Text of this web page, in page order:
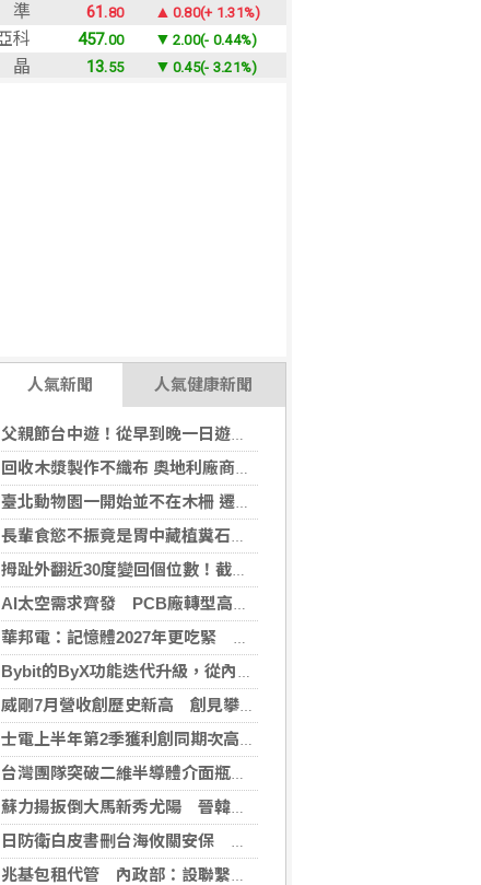
人氣新聞 人氣健康新聞
父親節台中遊！從早到晚一日遊行程推薦，美食、美景一次滿足！
回收木漿製作不織布 奧地利廠商得獎
臺北動物園一開始並不在木柵 遷園40周年之際，舉辧「與象同在、迎象未來」特展！
長輩食慾不振竟是胃中藏植糞石？醫用「可樂」化解危機
拇趾外翻近30度變回個位數！截骨矯正助重返登山活動
AI太空需求齊發 PCB廠轉型高階產品迎收成
華邦電：記憶體2027年更吃緊 啟動高雄廠模組B擴建計畫
Bybit的ByX功能迭代升級，從內容平台全面進化為社交交易樞紐，新增多項特色功能
威剛7月營收創歷史新高 創見攀同期高點
士電上半年第2季獲利創同期次高 看好AIDC拉貨需求
台灣團隊突破二維半導體介面瓶頸 成果登國際頂尖期刊
蘇力揚扳倒大馬新秀尤陽 晉韓國羽球大師賽8強
日防衛白皮書刪台海攸關安保 學者：未淡化中國威脅論述
兆基包租代管 內政部：設聯繫諮詢窗口統一受理